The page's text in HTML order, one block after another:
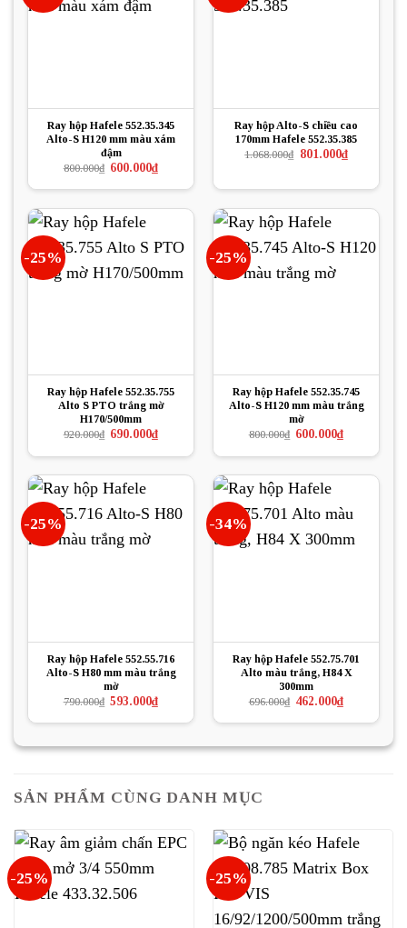
Ray hộp Hafele 552.35.345
Alto-S H120 mm màu xám
đậm
800.000₫ Giá
là:
600.000₫Giá
hiện
tại
600.000₫.
Ray hộp Alto-S chiều cao
170mm Hafele 552.35.385
1.068.000₫ Giá
801.000₫Giá
hiện
-25%
Ray hộp Hafele 552.35.755
Alto S PTO trắng mờ
H170/500mm
920.000₫ Giá
là:
690.000₫Giá
hiện
tại
690.000₫.
-25%
Ray hộp Hafele 552.35.745
Alto-S H120 mm màu trắng
mờ
800.000₫ Giá
là:
600.000₫Giá
hiện
tại
600.000₫.
-25%
Ray hộp Hafele 552.55.716
Alto-S H80 mm màu trắng
mờ
790.000₫ Giá
là:
593.000₫Giá
hiện
tại
593.000₫.
-34%
Ray hộp Hafele 552.75.701
Alto màu trắng, H84 X
300mm
696.000₫ Giá
là:
462.000₫Giá
hiện
tại
462.000₫.
SẢN PHẨM CÙNG DANH MỤC
-25% -25%